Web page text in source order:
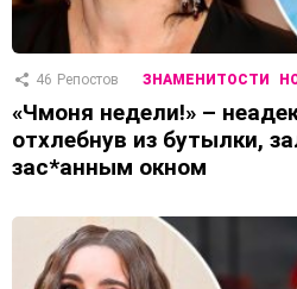
46 Репостов ЗНАМЕНИТОСТИ
«Чмоня недели!» –
отхлебнув из бутылки,
зас*анным окном